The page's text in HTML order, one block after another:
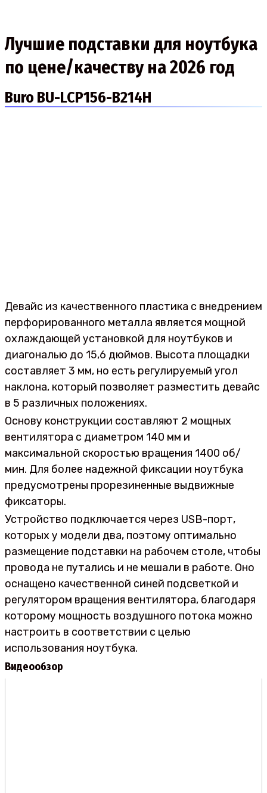
Лучшие подставки для ноутбука
по цене/качеству на 2026 год
Buro BU-LCP156-B214H
Девайс из качественного пластика с внедрением
перфорированного металла является мощной
охлаждающей установкой для ноутбуков и
диагональю до 15,6 дюймов. Высота площадки
составляет 3 мм, но есть регулируемый угол
наклона, который позволяет разместить девайс
в 5 различных положениях.
Основу конструкции составляют 2 мощных
вентилятора с диаметром 140 мм и
максимальной скоростью вращения 1400 об/
мин. Для более надежной фиксации ноутбука
предусмотрены прорезиненные выдвижные
фиксаторы.
Устройство подключается через USB-порт,
которых у модели два, поэтому оптимально
размещение подставки на рабочем столе, чтобы
провода не путались и не мешали в работе. Оно
оснащено качественной синей подсветкой и
регулятором вращения вентилятора, благодаря
которому мощность воздушного потока можно
настроить в соответствии с целью
использования ноутбука.
Видеообзор